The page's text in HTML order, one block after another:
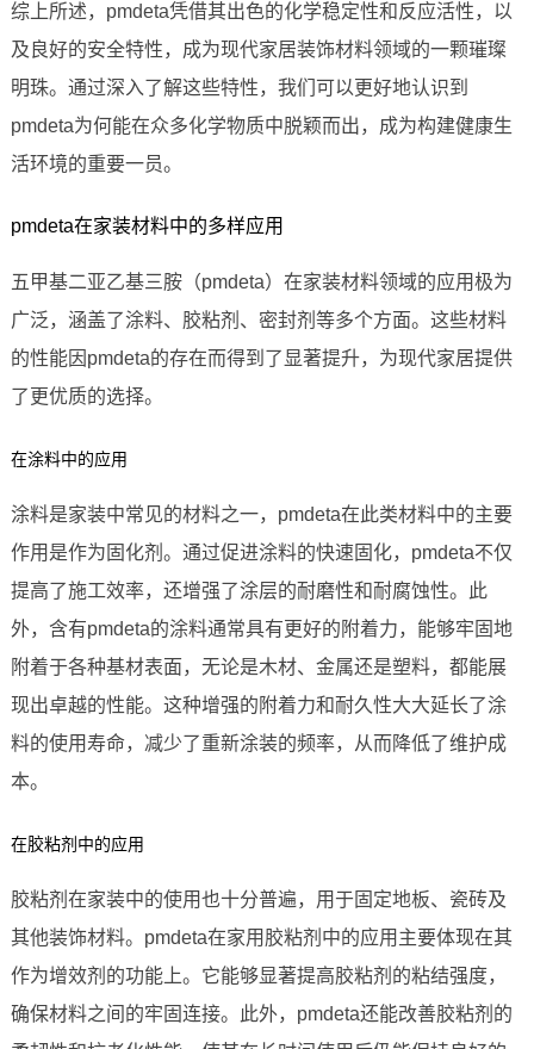
综上所述，pmdeta凭借其出色的化学稳定性和反应活性，以
及良好的安全特性，成为现代家居装饰材料领域的一颗璀璨
明珠。通过深入了解这些特性，我们可以更好地认识到
pmdeta为何能在众多化学物质中脱颖而出，成为构建健康生
活环境的重要一员。
pmdeta在家装材料中的多样应用
五甲基二亚乙基三胺（pmdeta）在家装材料领域的应用极为
广泛，涵盖了涂料、胶粘剂、密封剂等多个方面。这些材料
的性能因pmdeta的存在而得到了显著提升，为现代家居提供
了更优质的选择。
在涂料中的应用
涂料是家装中常见的材料之一，pmdeta在此类材料中的主要
作用是作为固化剂。通过促进涂料的快速固化，pmdeta不仅
提高了施工效率，还增强了涂层的耐磨性和耐腐蚀性。此
外，含有pmdeta的涂料通常具有更好的附着力，能够牢固地
附着于各种基材表面，无论是木材、金属还是塑料，都能展
现出卓越的性能。这种增强的附着力和耐久性大大延长了涂
料的使用寿命，减少了重新涂装的频率，从而降低了维护成
本。
在胶粘剂中的应用
胶粘剂在家装中的使用也十分普遍，用于固定地板、瓷砖及
其他装饰材料。pmdeta在家用胶粘剂中的应用主要体现在其
作为增效剂的功能上。它能够显著提高胶粘剂的粘结强度，
确保材料之间的牢固连接。此外，pmdeta还能改善胶粘剂的